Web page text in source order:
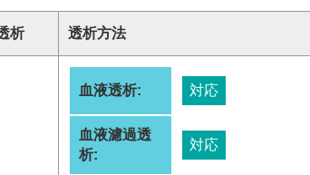
析 透析方法
血液透析: 対応
血液濾過透
析:
対応